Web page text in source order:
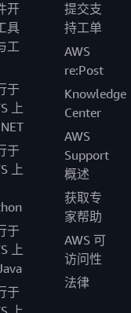
开
具
工
于
上
于
上
于
上
于
提交支
持工单
AWS
re:Post
Knowledge
Center
AWS
Support
概述
获取专
家帮助
AWS 可
访问性
法律